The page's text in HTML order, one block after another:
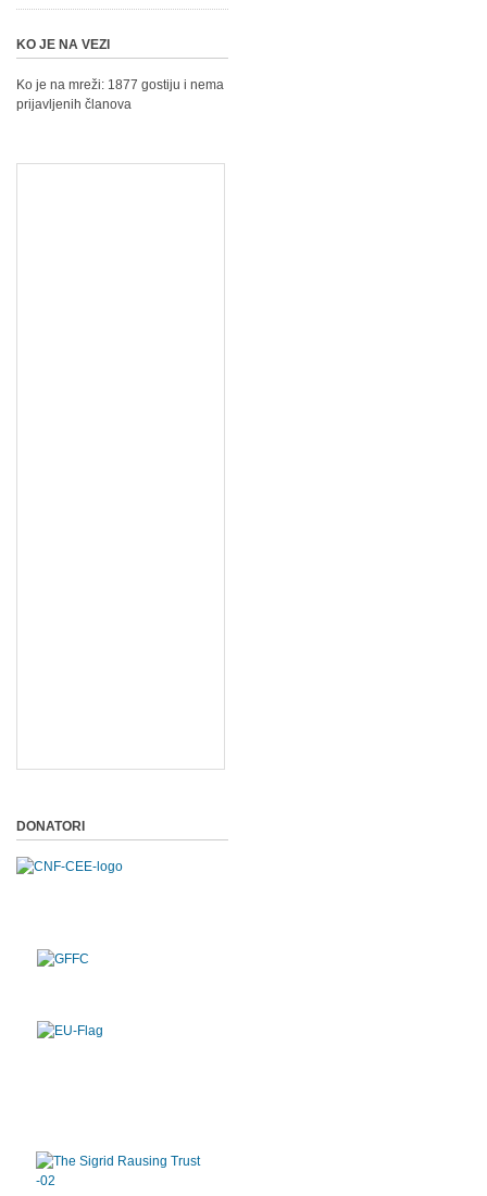
KO JE NA VEZI
Ko je na mreži: 1877 gostiju i nema
prijavljenih članova
DONATORI